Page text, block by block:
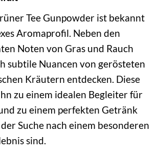
Tee Gunpowder ist bekannt
Aromaprofil. Neben den
Noten von Gras und Rauch
subtile Nuancen von gerösteten
Kräutern entdecken. Diese
zu einem idealen Begleiter für
zu einem perfekten Getränk
Suche nach einem besonderen
sind.